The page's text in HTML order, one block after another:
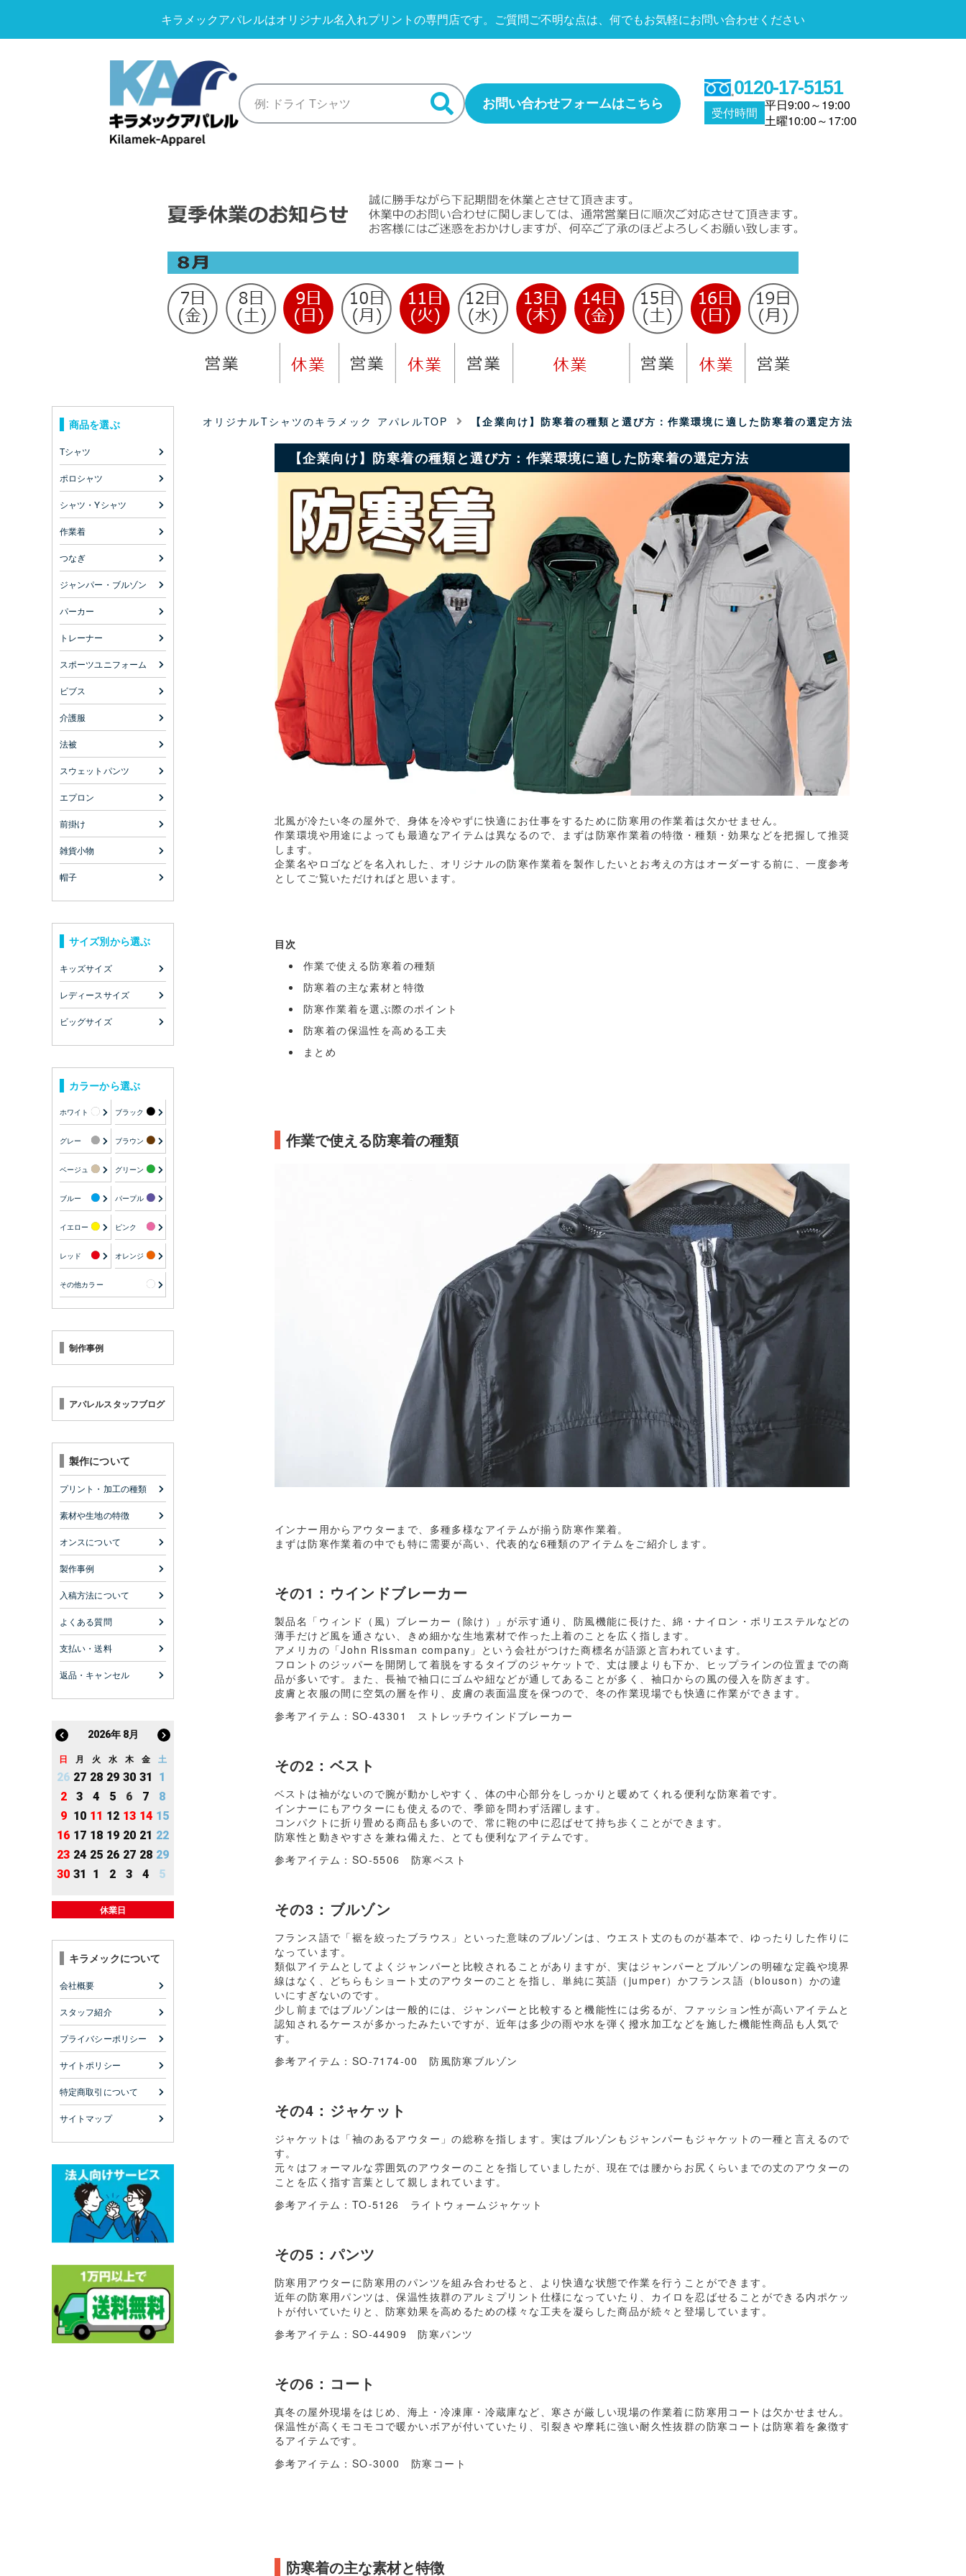
キラメックアパレルはオリジナル名入れプリントの専門店です。 ご質問ご不明な点は、何でもお気軽にお問い合わせください
お問い合わせフォームはこちら
0120-17-5151
受付時間 平日9:00～19:00
土曜10:00～17:00
商品を選ぶ
Tシャツ
ポロシャツ
シャツ・Yシャツ
作業着
つなぎ
ジャンパー・ブルゾン
パーカー
トレーナー
スポーツユニフォーム
ビブス
介護服
法被
スウェットパンツ
エプロン
前掛け
雑貨小物
帽子
サイズ別から選ぶ
キッズサイズ
レディースサイズ
ビッグサイズ
カラーから選ぶ
ホワイト ブラック
グレー ブラウン
ベージュ グリーン
ブルー パープル
イエロー ピンク
レッド オレンジ
その他カラー
制作事例
アパレルスタッフブログ
製作について
プリント・加工の種類
素材や生地の特徴
オンスについて
製作事例
入稿方法について
よくある質問
支払い・送料
返品・キャンセル
2026年 8月
日 月 火 水 木 金 土
26 27 28 29 30 31
1
2
3 4 5 6 7
8
9 10 11 12 13 14 15
16 17 18 19 20 21 22
23 24 25 26 27 28 29
30 31 1 2 3 4 5
休業日
キラメックについて
会社概要
スタッフ紹介
プライバシーポリシー
サイトポリシー
特定商取引について
サイトマップ
オリジナルTシャツのキラメック アパレルTOP 【企業向け】防寒着の種類と選び方：作業環境に適した防寒着の選定方法
【企業向け】防寒着の種類と選び方：作業環境に適した防寒着の選定方法
北風が冷たい冬の屋外で、身体を冷やずに快適にお仕事をするために防寒用の作業着は欠かせません。
作業環境や用途によっても最適なアイテムは異なるので、まずは防寒作業着の特徴・種類・効果などを把握して推奨
します。
企業名やロゴなどを名入れした、オリジナルの防寒作業着を製作したいとお考えの方はオーダーする前に、一度参考
としてご覧いただければと思います。
目次
作業で使える防寒着の種類
防寒着の主な素材と特徴
防寒作業着を選ぶ際のポイント
防寒着の保温性を高める工夫
まとめ
作業で使える防寒着の種類
インナー用からアウターまで、多種多様なアイテムが揃う防寒作業着。
まずは防寒作業着の中でも特に需要が高い、代表的な6種類のアイテムをご紹介します。
その1：ウインドブレーカー
製品名「ウィンド（風）ブレーカー（除け）」が示す通り、防風機能に長けた、綿・ナイロン・ポリエステルなどの
薄手だけど風を通さない、きめ細かな生地素材で作った上着のことを広く指します。
アメリカの「John Rissman company」という会社がつけた商標名が語源と言われています。
フロントのジッパーを開閉して着脱をするタイプのジャケットで、丈は腰よりも下か、ヒップラインの位置までの商
品が多いです。また、長袖で袖口にゴムや紐などが通してあることが多く、袖口からの風の侵入を防ぎます。
皮膚と衣服の間に空気の層を作り、皮膚の表面温度を保つので、冬の作業現場でも快適に作業ができます。
参考アイテム： SO-43301 ストレッチウインドブレーカー
その2：ベスト
ベストは袖がないので腕が動かしやすく、体の中心部分をしっかりと暖めてくれる便利な防寒着です。
インナーにもアウターにも使えるので、季節を問わず活躍します。
コンパクトに折り畳める商品も多いので、常に鞄の中に忍ばせて持ち歩くことができます。
防寒性と動きやすさを兼ね備えた、とても便利なアイテムです。
参考アイテム： SO-5506 防寒ベスト
その3：ブルゾン
フランス語で「裾を絞ったブラウス」といった意味のブルゾンは、ウエスト丈のものが基本で、ゆったりした作りに
なっています。
類似アイテムとしてよくジャンパーと比較されることがありますが、実はジャンパーとブルゾンの明確な定義や境界
線はなく、どちらもショート丈のアウターのことを指し、単純に英語（jumper）かフランス語（blouson）かの違
いにすぎないのです。
少し前まではブルゾンは一般的には、ジャンパーと比較すると機能性には劣るが、ファッション性が高いアイテムと
認知されるケースが多かったみたいですが、近年は多少の雨や水を弾く撥水加工などを施した機能性商品も人気で
す。
参考アイテム： SO-7174-00 防風防寒ブルゾン
その4：ジャケット
ジャケットは「袖のあるアウター」の総称を指します。実はブルゾンもジャンパーもジャケットの一種と言えるので
す。
元々はフォーマルな雰囲気のアウターのことを指していましたが、現在では腰からお尻くらいまでの丈のアウターの
ことを広く指す言葉として親しまれています。
参考アイテム： TO-5126 ライトウォームジャケット
その5：パンツ
防寒用アウターに防寒用のパンツを組み合わせると、より快適な状態で作業を行うことができます。
近年の防寒用パンツは、保温性抜群のアルミプリント仕様になっていたり、カイロを忍ばせることができる内ポケッ
トが付いていたりと、防寒効果を高めるための様々な工夫を凝らした商品が続々と登場しています。
参考アイテム： SO-44909 防寒パンツ
その6：コート
真冬の屋外現場をはじめ、海上・冷凍庫・冷蔵庫など、寒さが厳しい現場の作業着に防寒用コートは欠かせません。
保温性が高くモコモコで暖かいボアが付いていたり、引裂きや摩耗に強い耐久性抜群の防寒コートは防寒着を象徴す
るアイテムです。
参考アイテム： SO-3000 防寒コート
防寒着の主な素材と特徴